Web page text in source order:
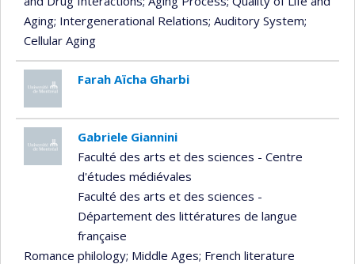
Aging; Intergenerational Relations; Auditory System;
Cellular Aging
Farah Aïcha Gharbi
Gabriele Giannini
Faculté des arts et des sciences - Centre
d'études médiévales
Faculté des arts et des sciences -
Département des littératures de langue
française
Romance philology; Middle Ages; French literature